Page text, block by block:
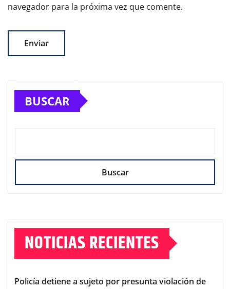
navegador para la próxima vez que comente.
BUSCAR
Buscar
NOTICIAS RECIENTES
Policía detiene a sujeto por presunta violación de